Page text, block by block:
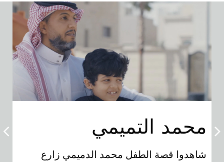
محمد التميمي
شاهدوا قصة الطفل محمد الدميمي زارع